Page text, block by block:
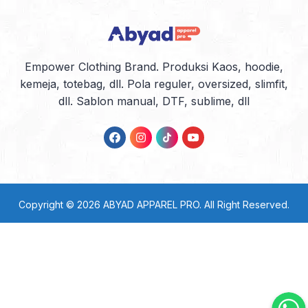
Empower Clothing Brand. Produksi Kaos, hoodie,
kemeja, totebag, dll. Pola reguler, oversized, slimfit,
dll. Sablon manual, DTF, sublime, dll
Copyright © 2026 ABYAD APPAREL PRO. All Right Reserved.